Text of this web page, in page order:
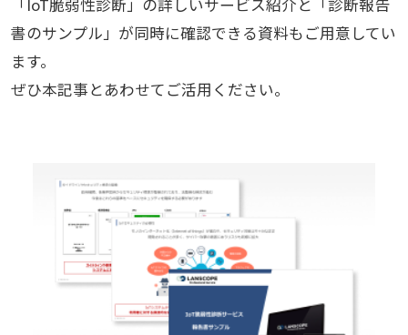
書のサンプル」が同時に確認できる資料もご用意してい
ます。
ぜひ本記事とあわせてご活用ください。